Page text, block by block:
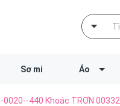
Sơ mi Áo
0020--440 Khoác TRƠN 00332